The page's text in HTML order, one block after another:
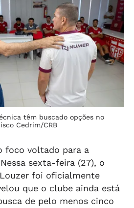
têm buscado opções no
Cedrim/CRB
foco voltado para a
sexta-feira (27), o
foi oficialmente
que o clube ainda está
de pelo menos cinco